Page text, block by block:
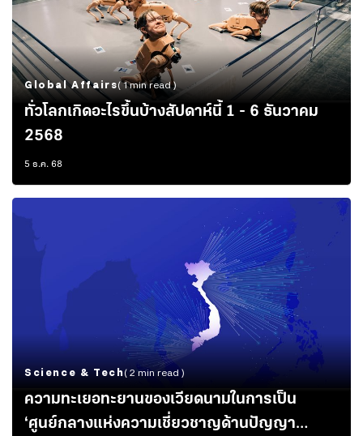
Global Affairs( 1 min read )
ทั่วโลกเกิดอะไรขึ้นบ้างสัปดาห์นี้ 1 - 6 ธันวาคม
2568
5 ธ.ค. 68
Science & Tech( 2 min read )
ความทะเยอทะยานของเวียดนามในการเป็น
‘ศูนย์กลางแห่งความเชี่ยวชาญด้านปัญญา